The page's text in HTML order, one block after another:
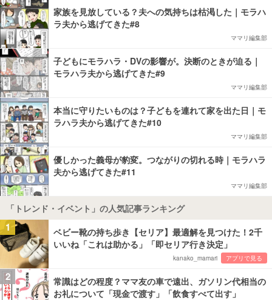
家族を見放している？夫への気持ちは枯渇した｜モラハ
ラ夫から逃げてきた#8
ママリ編集部
子どもにモラハラ・DVの影響が。決断のときが迫る｜
モラハラ夫から逃げてきた#9
ママリ編集部
本当に守りたいものは？子どもを連れて家を出た日｜モ
ラハラ夫から逃げてきた#10
ママリ編集部
優しかった義母が豹変。つながりの切れる時｜モラハラ
夫から逃げてきた#11
ママリ編集部
「トレンド・イベント」の人気記事ランキング
1
ベビー靴の持ち歩き【セリア】最適解を見つけた！2千
いいね「これは助かる」「即セリア行き決定」
kanako_mamari アプリで見る
2
常識はどの程度？ママ友の車で遠出、ガソリン代相当の
お礼について「現金で渡す」「飲食すべて出す」